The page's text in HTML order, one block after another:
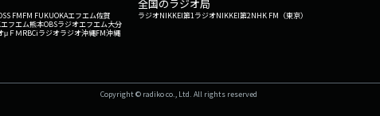
FMFM FUKUOKAエフエム佐賀
フエム熊本OBSラジオエフエム大分
μＦＭRBCiラジオラジオ沖縄FM沖縄
全国のラジオ局
ラジオNIKKEI第1ラジオNIKKEI第2NHK FM（東京）
Copyright © radiko co., Ltd. All rights reserved